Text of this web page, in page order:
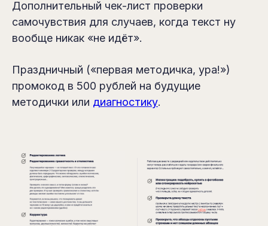
Дополнительный чек-лист проверки
самочувствия для случаев, когда текст ну
вообще никак «не идёт».
Праздничный («первая методичка, ура!»)
промокод в 500 рублей на будущие
методички или диагностику.